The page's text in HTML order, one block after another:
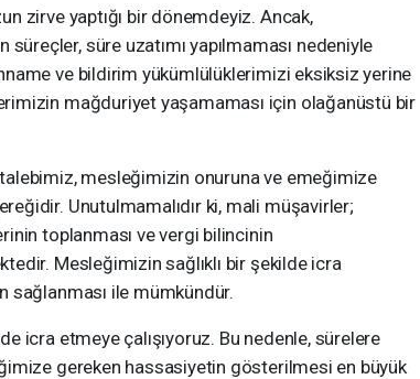
zirve yaptığı bir dönemdeyiz. Ancak,
süre uzatımı yapılmaması nedeniyle
ve bildirim yükümlülüklerimizi eksiksiz yerine
mağduriyet yaşamaması için olağanüstü bir
mesleğimizin onuruna ve emeğimize
Unutulmamalıdır ki, mali müşavirler;
toplanması ve vergi bilincinin
Mesleğimizin sağlıklı bir şekilde icra
sağlanması ile mümkündür.
icra etmeye çalışıyoruz. Bu nedenle, sürelere
gereken hassasiyetin gösterilmesi en büyük